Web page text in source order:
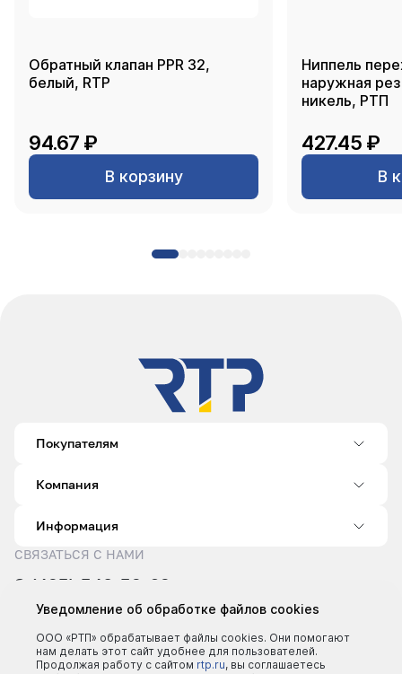
Обратный клапан PPR 32,
белый, RTP
94.67 ₽
В корзину
Ниппель
наружная
никель, РТП
427.45 ₽
В
Покупателям
Компания
Информация
СВЯЗАТЬСЯ С НАМИ
8 (495) 540-52-62
sale@rtp.ru
Пн–Пт: 9:00–18:00
Уведомление об обработке файлов cookies
ООО «РТП» обрабатывает файлы cookies. Они помогают
нам делать этот сайт удобнее для пользователей.
Продолжая работу с сайтом rtp.ru, вы соглашаетесь